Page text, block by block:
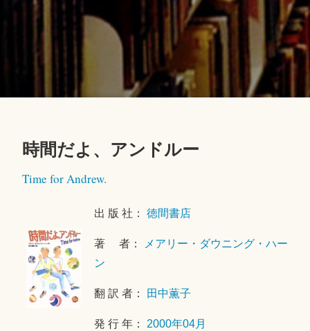
時間だよ、アンドルー
Time for Andrew.
出 版 社：徳間書店
著 者：
メアリー・ダウニング・ハー
ン
翻 訳 者： 田中薫子
発 行 年： 2000年04月
0
年
月